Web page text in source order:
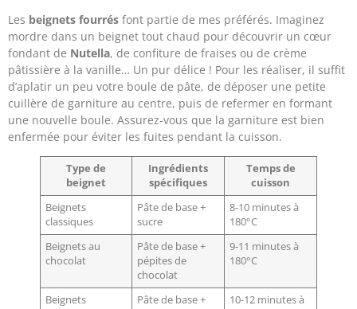
Les beignets fourrés font partie de mes préférés. Imaginez
mordre dans un beignet tout chaud pour découvrir un cœur
fondant de Nutella, de confiture de fraises ou de crème
pâtissière à la vanille… Un pur délice ! Pour les réaliser, il suffit
d’aplatir un peu votre boule de pâte, de déposer une petite
cuillère de garniture au centre, puis de refermer en formant
une nouvelle boule. Assurez-vous que la garniture est bien
enfermée pour éviter les fuites pendant la cuisson.
Type de
beignet
Ingrédients
spécifiques
Temps de
cuisson
Beignets
classiques
Pâte de base +
sucre
8-10 minutes à
180°C
Beignets au
chocolat
Pâte de base +
pépites de
chocolat
9-11 minutes à
180°C
Beignets
Pâte de base +
10-12 minutes à